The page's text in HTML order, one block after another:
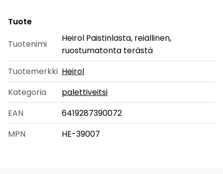
Tuote
Tuotenimi
Heirol Paistinlasta, reiällinen,
ruostumatonta terästä
Tuotemerkki Heirol
Kategoria
palettiveitsi
EAN
6419287390072
MPN
HE-39007